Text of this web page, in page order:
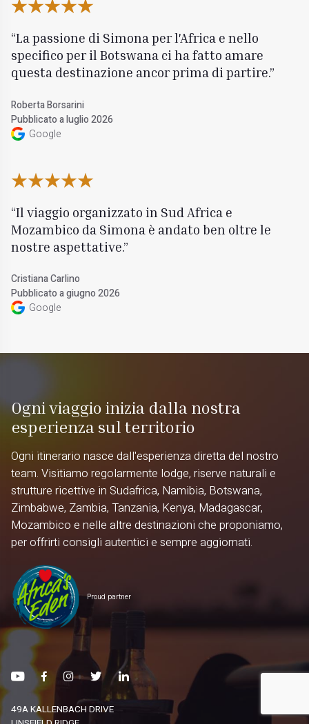
La passione di Simona per l'Africa e nello
specifico per il Botswana ci ha fatto amare
questa destinazione ancor prima di partire.
Roberta Borsarini
Pubblicato a luglio 2026
Google
Il viaggio organizzato in Sud Africa e
Mozambico da Simona è andato ben oltre le
nostre aspettative.
Cristiana Carlino
Pubblicato a giugno 2026
Google
Ogni viaggio inizia dalla nostra
esperienza sul territorio
Ogni itinerario nasce dall'esperienza diretta del nostro
team. Visitiamo regolarmente lodge, riserve naturali e
strutture ricettive in Sudafrica, Namibia, Botswana,
Zimbabwe, Zambia, Tanzania, Kenya, Madagascar,
Mozambico e nelle altre destinazioni che proponiamo,
per offrirti consigli autentici e sempre aggiornati.
Proud partner
49A KALLENBACH DRIVE